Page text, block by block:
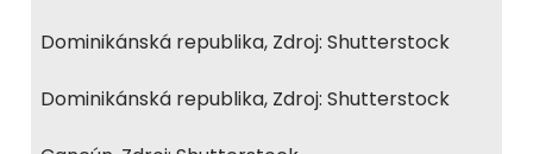
Dominikánská republika, Zdroj: Shutterstock
Dominikánská republika, Zdroj: Shutterstock